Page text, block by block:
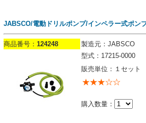
JABSCO/電動ドリルポンプ/インペラー式ポン
商品番号： 124248
製造元：JABSCO
型式：17215-0000
販売単位：１セット
購入数量：